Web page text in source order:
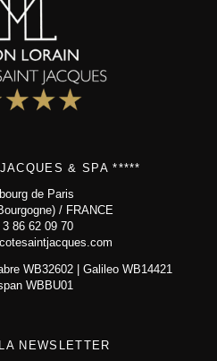
& SPA *****
de Paris
/ FRANCE
86 62 09 70
WB32602 | Galileo WB14421
WBBU01
NEWSLETTER